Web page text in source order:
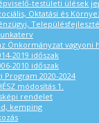
testületi ülések
Oktatási és
Önkormányzat vagyoni
2019 időszak
2010 időszak
Program 2020-2024
módosítás 1.
rendelet
kemping